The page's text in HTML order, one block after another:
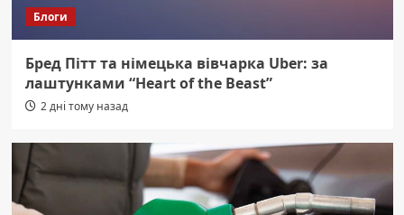
Блоги
Бред Пітт та німецька вівчарка Uber: за
лаштунками “Heart of the Beast”
2 дні тому назад